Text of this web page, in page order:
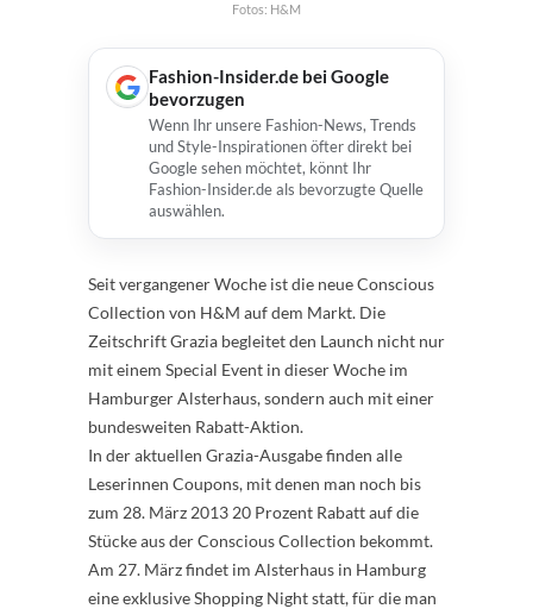
Fotos: H&M
Fashion-Insider.de bei Google
bevorzugen
Wenn Ihr unsere Fashion-News, Trends
und Style-Inspirationen öfter direkt bei
Google sehen möchtet, könnt Ihr
Fashion-Insider.de als bevorzugte Quelle
auswählen.
Seit vergangener Woche ist die neue Conscious
Collection von H&M auf dem Markt. Die
Zeitschrift Grazia begleitet den Launch nicht nur
mit einem Special Event in dieser Woche im
Hamburger Alsterhaus, sondern auch mit einer
bundesweiten Rabatt-Aktion.
In der aktuellen Grazia-Ausgabe finden alle
Leserinnen Coupons, mit denen man noch bis
zum 28. März 2013 20 Prozent Rabatt auf die
Stücke aus der Conscious Collection bekommt.
Am 27. März findet im Alsterhaus in Hamburg
eine exklusive Shopping Night statt, für die man